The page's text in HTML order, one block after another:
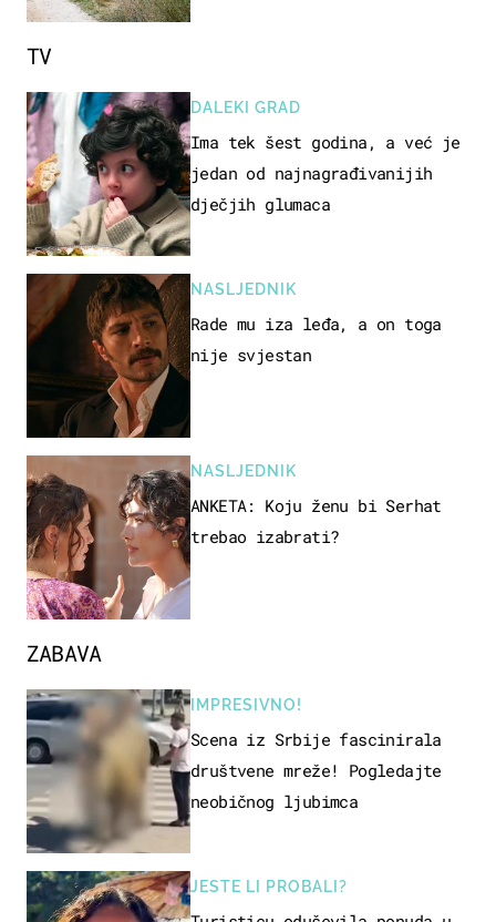
ZABAVA
IMPRESIVNO!
Scena iz Srbije fascinirala
društvene mreže! Pogledajte
neobičnog ljubimca
JESTE LI PROBALI?
TV
DALEKI GRAD
Ima tek šest godina, a već je
jedan od najnagrađivanijih
dječjih glumaca
NASLJEDNIK
Rade mu iza leđa, a on toga
nije svjestan
NASLJEDNIK
ANKETA: Koju ženu bi Serhat
trebao izabrati?